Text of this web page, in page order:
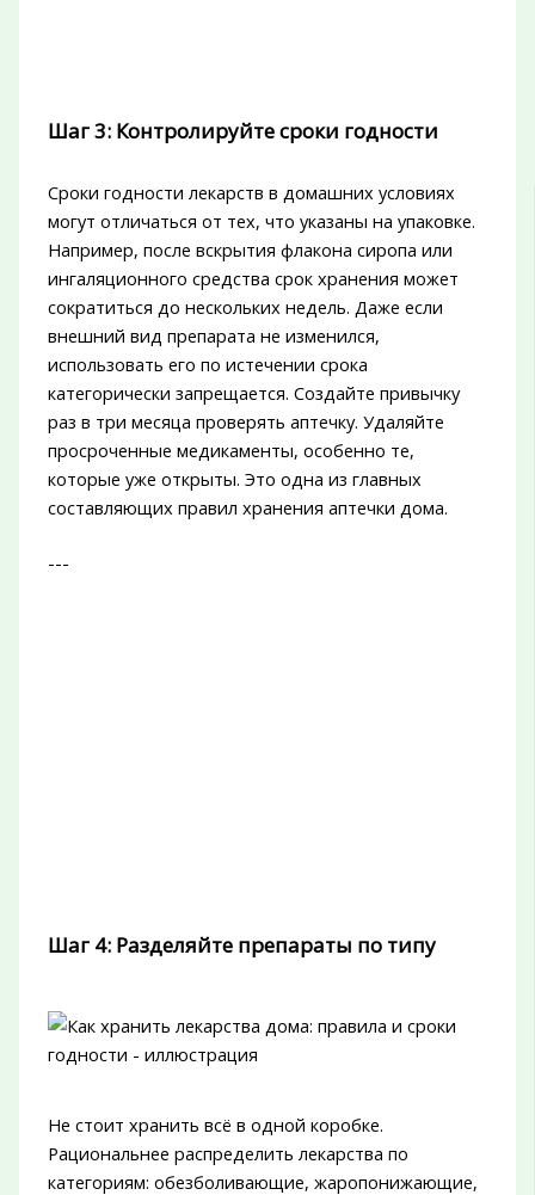
Шаг 3: Контролируйте сроки годности
Сроки годности лекарств в домашних условиях
могут отличаться от тех, что указаны на упаковке.
Например, после вскрытия флакона сиропа или
ингаляционного средства срок хранения может
сократиться до нескольких недель. Даже если
внешний вид препарата не изменился,
использовать его по истечении срока
категорически запрещается. Создайте привычку
раз в три месяца проверять аптечку. Удаляйте
просроченные медикаменты, особенно те,
которые уже открыты. Это одна из главных
составляющих правил хранения аптечки дома.
---
Шаг 4: Разделяйте препараты по типу
Не стоит хранить всё в одной коробке.
Рациональнее распределить лекарства по
категориям: обезболивающие, жаропонижающие,